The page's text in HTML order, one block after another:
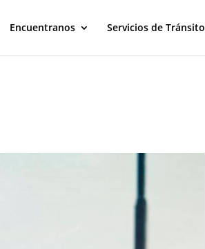
Encuentranos Servicios de Tránsito